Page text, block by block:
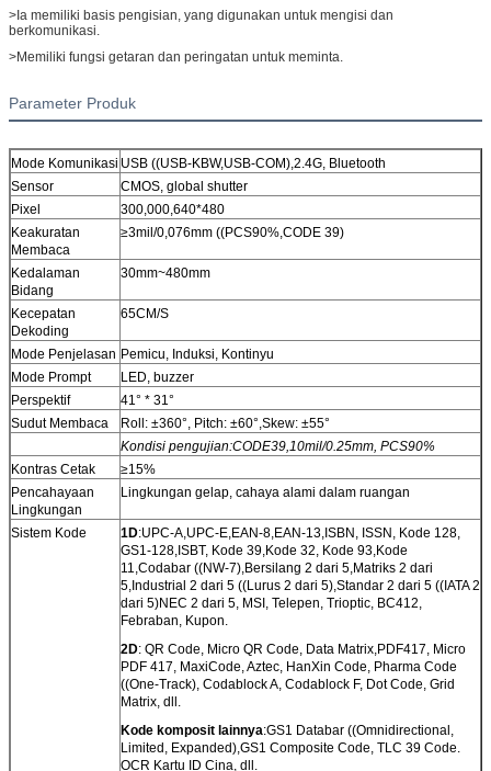
>Ia memiliki basis pengisian, yang digunakan untuk mengisi dan
berkomunikasi.
>Memiliki fungsi getaran dan peringatan untuk meminta.
Parameter Produk
Mode Komunikasi USB ((USB-KBW,USB-COM),2.4G, Bluetooth
Sensor
CMOS, global shutter
Pixel
300,000,640*480
Keakuratan
Membaca
≥3mil/0,076mm ((PCS90%,CODE 39)
Kedalaman
Bidang
30mm~480mm
Kecepatan
Dekoding
65CM/S
Mode Penjelasan Pemicu, Induksi, Kontinyu
Mode Prompt
LED, buzzer
Perspektif
41° * 31°
Sudut Membaca
Roll: ±360°, Pitch: ±60°,Skew: ±55°
Kondisi pengujian:CODE39,10mil/0.25mm, PCS90%
Kontras Cetak
≥15%
Pencahayaan
Lingkungan
Lingkungan gelap, cahaya alami dalam ruangan
Sistem Kode 1D:UPC-A,UPC-E,EAN-8,EAN-13,ISBN, ISSN, Kode 128,
GS1-128,ISBT, Kode 39,Kode 32, Kode 93,Kode
11,Codabar ((NW-7),Bersilang 2 dari 5,Matriks 2 dari
5,Industrial 2 dari 5 ((Lurus 2 dari 5),Standar 2 dari 5 ((IATA 2
dari 5)NEC 2 dari 5, MSI, Telepen, Trioptic, BC412,
Febraban, Kupon.
2D: QR Code, Micro QR Code, Data Matrix,PDF417, Micro
PDF 417, MaxiCode, Aztec, HanXin Code, Pharma Code
((One-Track), Codablock A, Codablock F, Dot Code, Grid
Matrix, dll.
Kode komposit lainnya:GS1 Databar ((Omnidirectional,
Limited, Expanded),GS1 Composite Code, TLC 39 Code.
OCR Kartu ID Cina, dll.